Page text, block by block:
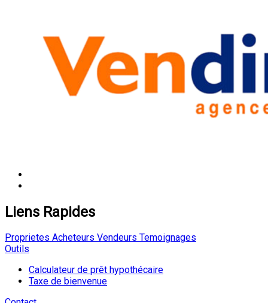
Liens Rapides
Proprietes Acheteurs Vendeurs Temoignages
Outils
Calculateur de prêt hypothécaire
Taxe de bienvenue